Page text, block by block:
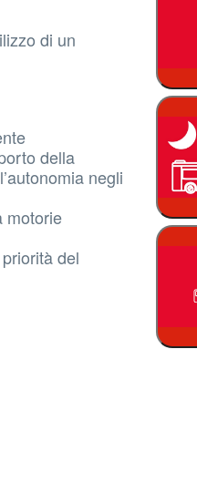
di un
della
negli
motorie
del